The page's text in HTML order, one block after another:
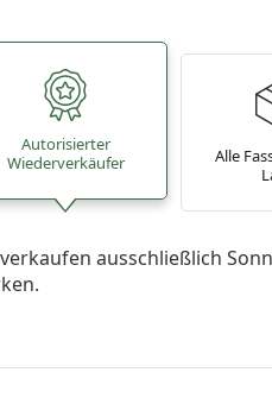
Autorisierter
Wiederverkäufer
Alle
ausschließlich